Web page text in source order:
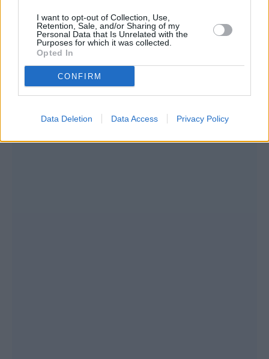
I want to opt-out of Collection, Use,
Retention, Sale, and/or Sharing of my
Personal Data that Is Unrelated with the
Purposes for which it was collected.
Opted In
CONFIRM
Data Deletion Data Access Privacy Policy
Συνεντεύξεις 18/11/2025
Τζεφ Μοντάνα: «Κανένας δεν μπορεί
να σου πει ποιος είσαι»